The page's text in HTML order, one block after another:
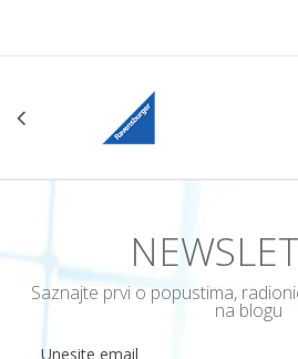
Saznajte prvi o popustima,
na blogu